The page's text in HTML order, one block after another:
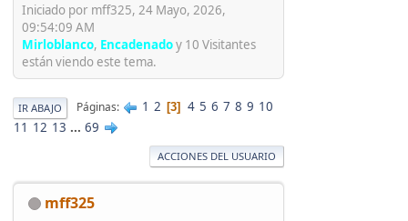
Iniciado por mff325, 24 Mayo, 2026,
09:54:09 AM
Mirloblanco, Encadenadoy 10 Visitantes
están viendo este tema.
IR ABAJO Páginas 1 2 3 4 5 6 7 8 9 10
11 12 13 ... 69
ACCIONES DEL USUARIO
mff325